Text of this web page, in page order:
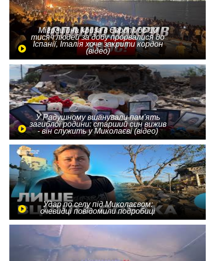
Міграційна криза в Європі: до 10
тисяч людей за добу прорвалися до
Іспанії, Італія хоче закрити кордон
(відео)
У Радушному вшанували пам'ять
загиблої родини: старший син вижив
- він служить у Миколаєві (відео)
Удар по селу під Миколаєвом:
очевидці повідомили подробиці